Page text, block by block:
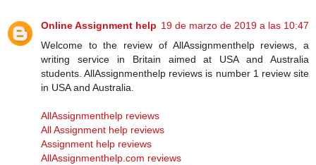
Online Assignment help 19 de marzo de 2019 a las 10:47
Welcome to the review of AllAssignmenthelp reviews, a
writing service in Britain aimed at USA and Australia
students. AllAssignmenthelp reviews is number 1 review site
in USA and Australia.
AllAssignmenthelp reviews
All Assignment help reviews
Assignment help reviews
AllAssignmenthelp.com reviews